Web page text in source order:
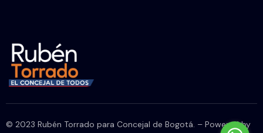
© 2023 Rubén Torrado para Concejal de Bogotá. – Powered by